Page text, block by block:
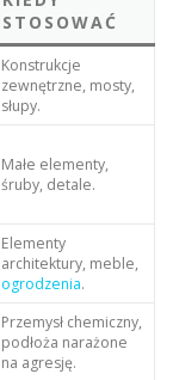
STOSOWAĆ
Konstrukcje
zewnętrzne, mosty,
słupy.
Małe elementy,
śruby, detale.
Elementy
architektury, meble,
ogrodzenia.
Przemysł chemiczny,
podłoża narażone
na agresję.